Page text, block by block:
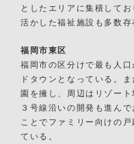
としたエリアに集積して
活かした福祉施設も多数存
福岡市東区
福岡市の区分けで最も人
ドタウンとなっている。
園を擁し、周辺はリゾー
３号線沿いの開発も進ん
ことでファミリー向けの
ている。